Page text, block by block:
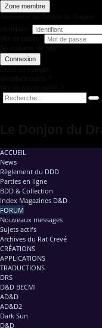
Zone membre
Connexion
ACCUEIL
News
Règlement du DDD
Parties en ligne
BDD & Collection
Index Magazines D&D
FORUM
Nouveaux messages
Sujets actifs
Archives du Rat Crevé
CRÉATIONS
APPLICATIONS
TRADUCTIONS
DRS
D&D BECMI
AD&D
AD&D2
Dark Sun
D&D